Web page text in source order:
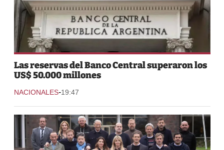
Las reservas del Banco Central superaron los
US$ 50.000 millones
NACIONALES-19:47